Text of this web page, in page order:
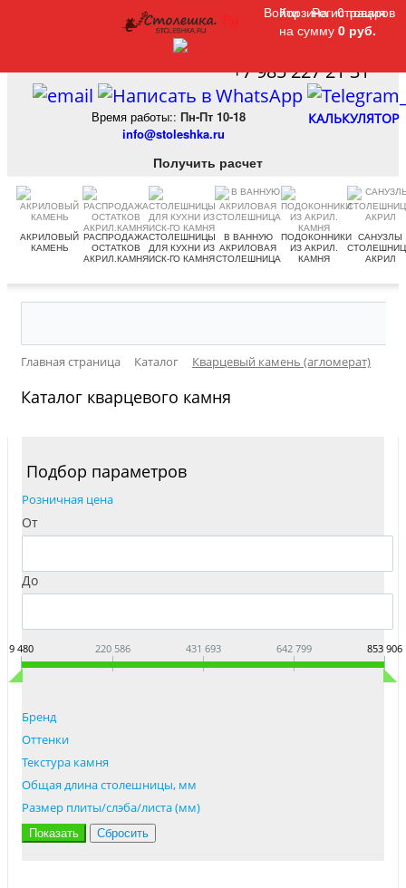
+7 985 227 21 31
КАЛЬКУЛЯТОР
Время работы:: Пн-Пт 10-18
info@stoleshka.ru
Получить расчет
Войти Регистрация
Корзина 0 товаров
на сумму 0 руб.
АКРИЛОВЫЙ
КАМЕНЬ
РАСПРОДАЖА
ОСТАТКОВ
АКРИЛ.КАМНЯ
СТОЛЕШНИЦЫ
ДЛЯ КУХНИ ИЗ
ИСК-ГО КАМНЯ
В ВАННУЮ
АКРИЛОВАЯ
СТОЛЕШНИЦА
ПОДОКОННИКИ
ИЗ АКРИЛ.
КАМНЯ
САНУЗЛЫ
АКРИЛ
Главная страница Каталог Кварцевый камень (агломерат)
Каталог кварцевого камня
Подбор параметров
Розничная цена
От
До
9 480 220 586 431 693 642 799 853 906
Бренд
Оттенки
Текстура камня
Общая длина столешницы, мм
Размер плиты/слэба/листа (мм)
Войти Регистрация
Корзина 0 товаров
на сумму 0 руб.